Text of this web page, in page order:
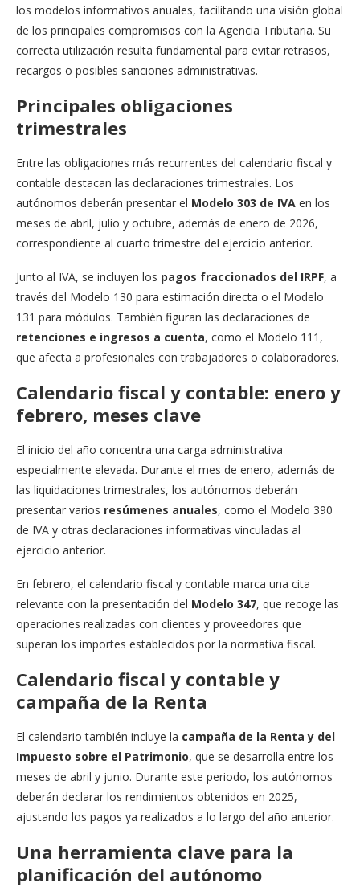
los modelos informativos anuales, facilitando una visión global
de los principales compromisos con la Agencia Tributaria. Su
correcta utilización resulta fundamental para evitar retrasos,
recargos o posibles sanciones administrativas.
Principales obligaciones
trimestrales
Entre las obligaciones más recurrentes del calendario fiscal y
contable destacan las declaraciones trimestrales. Los
autónomos deberán presentar el Modelo 303 de IVA en los
meses de abril, julio y octubre, además de enero de 2026,
correspondiente al cuarto trimestre del ejercicio anterior.
Junto al IVA, se incluyen los pagos fraccionados del IRPF, a
través del Modelo 130 para estimación directa o el Modelo
131 para módulos. También figuran las declaraciones de
retenciones e ingresos a cuenta, como el Modelo 111,
que afecta a profesionales con trabajadores o colaboradores.
Calendario fiscal y contable: enero y
febrero, meses clave
El inicio del año concentra una carga administrativa
especialmente elevada. Durante el mes de enero, además de
las liquidaciones trimestrales, los autónomos deberán
presentar varios resúmenes anuales, como el Modelo 390
de IVA y otras declaraciones informativas vinculadas al
ejercicio anterior.
En febrero, el calendario fiscal y contable marca una cita
relevante con la presentación del Modelo 347, que recoge las
operaciones realizadas con clientes y proveedores que
superan los importes establecidos por la normativa fiscal.
Calendario fiscal y contable y
campaña de la Renta
El calendario también incluye la campaña de la Renta y del
Impuesto sobre el Patrimonio, que se desarrolla entre los
meses de abril y junio. Durante este periodo, los autónomos
deberán declarar los rendimientos obtenidos en 2025,
ajustando los pagos ya realizados a lo largo del año anterior.
Una herramienta clave para la
planificación del autónomo